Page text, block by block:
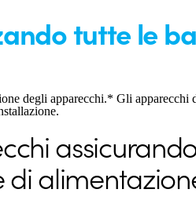
tutte le
degli apparecchi.* Gli apparecchi
di